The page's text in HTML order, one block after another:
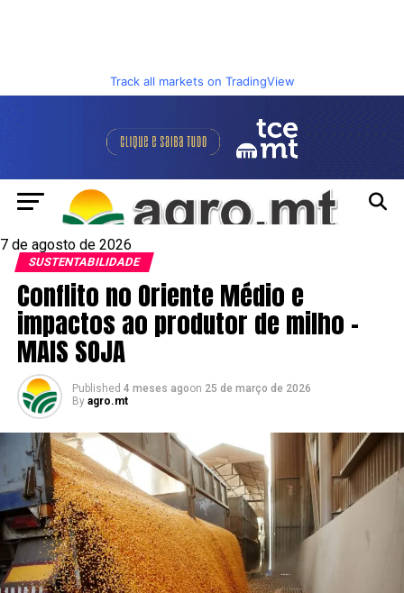
Track all markets on TradingView
7 de agosto de 2026
SUSTENTABILIDADE
Conflito no Oriente Médio e
impactos ao produtor de milho –
MAIS SOJA
Published 4 meses agoon 25 de março de 2026
By agro.mt